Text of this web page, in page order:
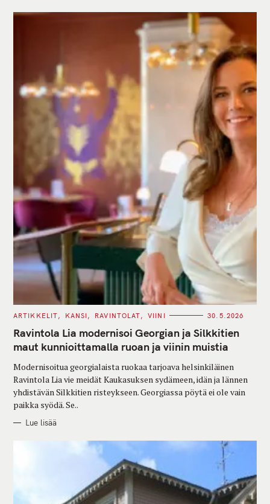
C
T
E
G
O
I
E
S
ARTIKKELIT KANSI RAVINTOLAT VIINI 30.5.2026
Ravintola Lia modernisoi Georgian ja Silkkitien
maut kunnioittamalla ruoan ja viinin muistia
Modernisoitua georgialaista ruokaa tarjoava helsinkiläinen
Ravintola Lia vie meidät Kaukasuksen sydämeen, idän ja lännen
yhdistävän Silkkitien risteykseen. Georgiassa pöytä ei ole vain
paikka syödä. Se..
Lue lisää